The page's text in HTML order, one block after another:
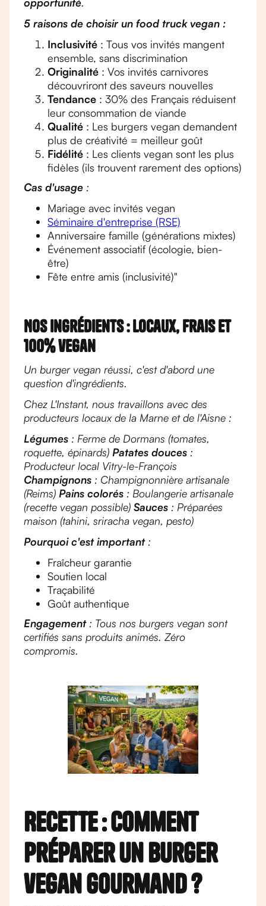
5 raisons de choisir un food truck vegan :
Inclusivité : Tous vos invités mangent
ensemble, sans discrimination
Originalité : Vos invités carnivores
découvriront des saveurs nouvelles
Tendance : 30% des Français réduisent
leur consommation de viande
Qualité : Les burgers vegan demandent
plus de créativité = meilleur goût
Fidélité : Les clients vegan sont les plus
fidèles (ils trouvent rarement des options)
Cas d'usage :
Mariage avec invités vegan
Séminaire d'entreprise (RSE)
Anniversaire famille (générations mixtes)
Événement associatif (écologie, bien-
être)
Fête entre amis (inclusivité)"
Nos ingrédients : locaux, frais et
100% vegan
Un burger vegan réussi, c'est d'abord une
question d'ingrédients.
Chez L'Instant, nous travaillons avec des
producteurs locaux de la Marne et de l'Aisne :
Légumes : Ferme de Dormans (tomates,
roquette, épinards) Patates douces :
Producteur local Vitry-le-François
Champignons : Champignonnière artisanale
(Reims) Pains colorés : Boulangerie artisanale
(recette vegan possible) Sauces : Préparées
maison (tahini, sriracha vegan, pesto)
Pourquoi c'est important:
Fraîcheur garantie
Soutien local
Traçabilité
Goût authentique
Engagement: Tous nos burgers vegan sont
certifiés sans produits animés. Zéro
compromis.
Recette : Comment
préparer un burger
vegan gourmand ?